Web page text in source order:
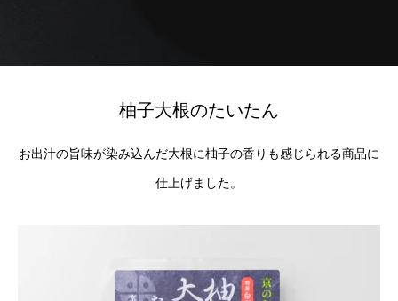
柚子大根のたいたん
お出汁の旨味が染み込んだ大根に柚子の香りも感じられる商品に
仕上げました。